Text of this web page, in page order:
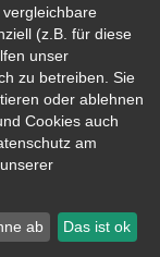
(z.B. für diese
unser
zu betreiben. Sie
oder ablehnen
Cookies auch
am
ab Das ist ok